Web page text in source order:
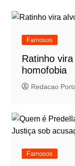
Famosos
Ratinho
homofobia
Redacao
Famosos